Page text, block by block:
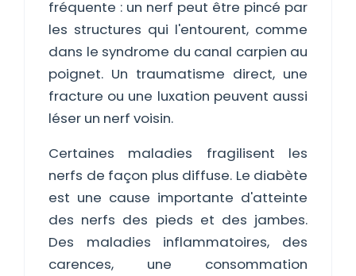
fréquente : un nerf peut être pincé par
les structures qui l'entourent, comme
dans le syndrome du canal carpien au
poignet. Un traumatisme direct, une
fracture ou une luxation peuvent aussi
léser un nerf voisin.
Certaines maladies fragilisent les
nerfs de façon plus diffuse. Le diabète
est une cause importante d'atteinte
des nerfs des pieds et des jambes.
Des maladies inflammatoires, des
carences, une consommation